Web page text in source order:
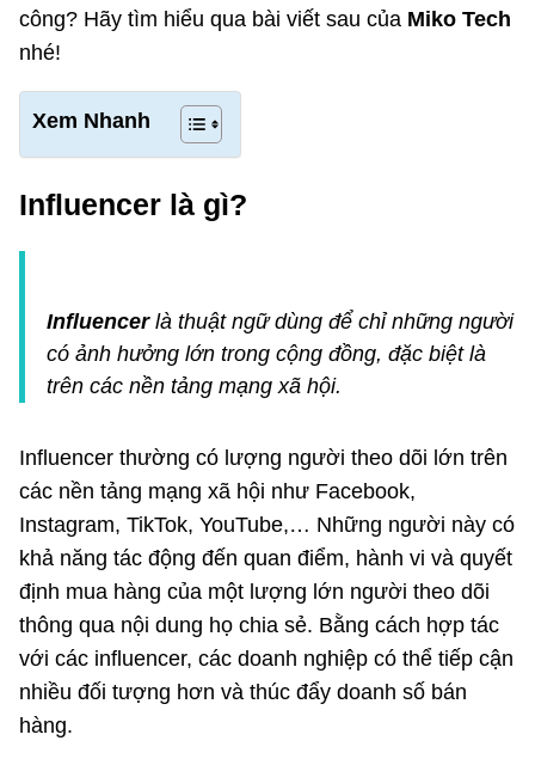
công? Hãy tìm hiểu qua bài viết sau của Miko Tech
nhé!
Xem Nhanh
Influencer là gì?
Influencerlà thuật ngữ dùng để chỉ những người
có ảnh hưởng lớn trong cộng đồng, đặc biệt là
trên các nền tảng mạng xã hội.
Influencer thường có lượng người theo dõi lớn trên
các nền tảng mạng xã hội như Facebook,
Instagram, TikTok, YouTube,… Những người này có
khả năng tác động đến quan điểm, hành vi và quyết
định mua hàng của một lượng lớn người theo dõi
thông qua nội dung họ chia sẻ. Bằng cách hợp tác
với các influencer, các doanh nghiệp có thể tiếp cận
nhiều đối tượng hơn và thúc đẩy doanh số bán
hàng.